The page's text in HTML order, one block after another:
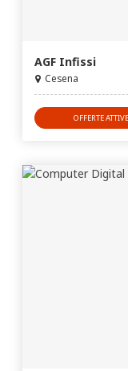
AGF Infissi
Cesena
OFFERTE ATTIVE